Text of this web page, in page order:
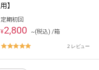
用】
定期初回
¥2,800 ~(税込) /箱
5.0
rating
2 レビュー